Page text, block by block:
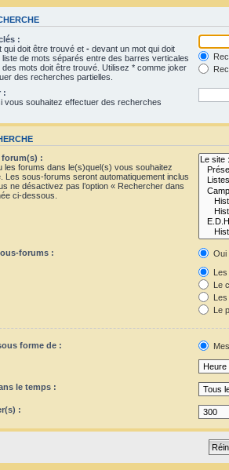
:
qui doit être trouvé et - devant un mot qui doit
de mots séparés entre des barres verticales
des mots doit être trouvé. Utilisez * comme joker
des recherches partielles.
:
vous souhaitez effectuer des recherches
forum(s) :
les forums dans le(s)quel(s) vous souhaitez
Les sous-forums seront automatiquement inclus
ne désactivez pas l’option « Rechercher dans
ci-dessous.
forums :
Oui
Le
Le
forme de :
le temps :
: